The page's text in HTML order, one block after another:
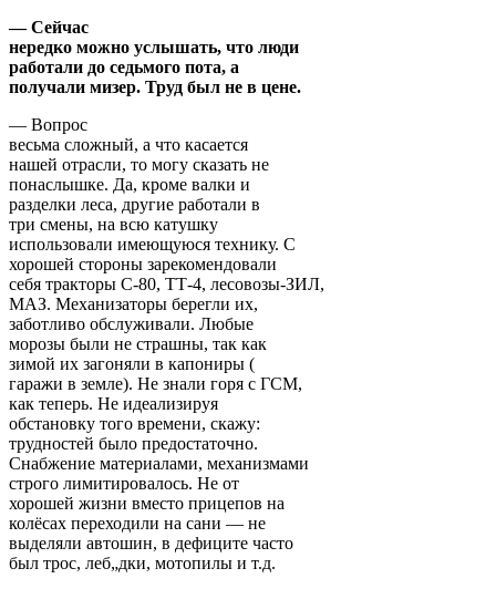
— Сейчас
нередко можно услышать, что люди
работали до седьмого пота, а
получали мизер. Труд был не в цене.
— Вопрос
весьма сложный, а что касается
нашей отрасли, то могу сказать не
понаслышке. Да, кроме валки и
разделки леса, другие работали в
три смены, на всю катушку
использовали имеющуюся технику. С
хорошей стороны зарекомендовали
себя тракторы С-80, ТТ-4, лесовозы-ЗИЛ,
МАЗ. Механизаторы берегли их,
заботливо обслуживали. Любые
морозы были не страшны, так как
зимой их загоняли в капониры (
гаражи в земле). Не знали горя с ГСМ,
как теперь. Не идеализируя
обстановку того времени, скажу:
трудностей было предостаточно.
Снабжение материалами, механизмами
строго лимитировалось. Не от
хорошей жизни вместо прицепов на
колёсах переходили на сани — не
выделяли автошин, в дефиците часто
был трос, леб„дки, мотопилы и т.д.